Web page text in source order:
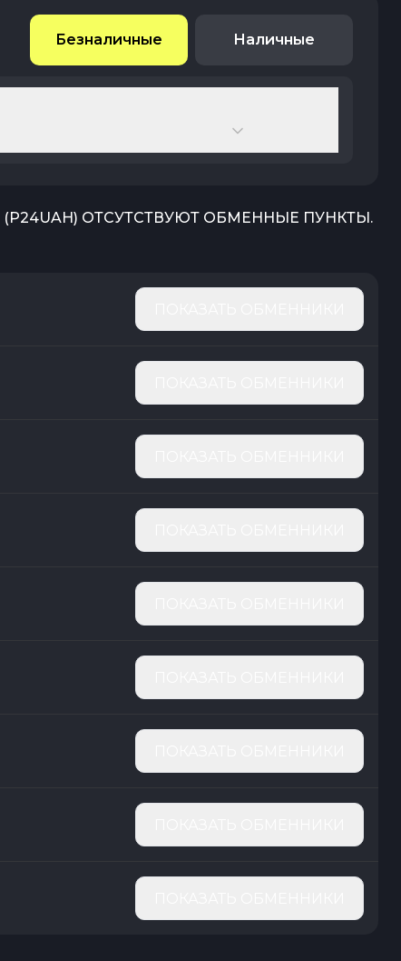
Безналичные Наличные
(P24UAH) ОТСУТСТВУЮТ ОБМЕННЫЕ ПУНКТЫ.